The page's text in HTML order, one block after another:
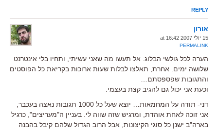
REPLY
אורון
15 יולי 2007 at 16:42
PERMALINK
הערה לכל גולשי הבלוג: אל תעשו מה שאני עשיתי, ותחיו בלי אינטרנט
שלושה ימים. אחרת, תאלצו לבלות שעות ארוכות בקריאת כל הפוסטים
והתגובות שפספסתם…
וכעת אני יכול גם להגיב קצת בעצמי.
דני- תודה על המחמאות… יוצא שעל כל 1000 תגובות נאצה בעכבר,
אני זוכה לאחת אוהדת, ומרגיש שזה שווה לי. בעניין ה"מעריצים", כרגיל
בארה"ב ישנן כל סוגי הקיצונות, אבל הרוב הגדול שלהם קיבל בהבנה